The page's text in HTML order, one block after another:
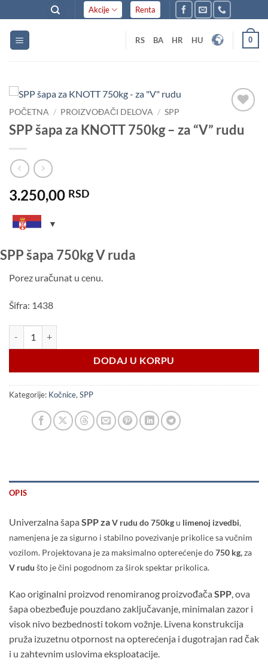
to
content
Akcije Renta
RS BA HR HU 0
Dodaj
u listu
POČETNA / PROIZVOĐAČI DELOVA / SPP
SPP šapa za KNOTT 750kg – za “V” rudu
3.250,00 RSD
SPP šapa 750kg V ruda
Porez uračunat u cenu.
Šifra: 1438
DODAJ U KORPU
Kategorije: Kočnice, SPP
OPIS
Univerzalna šapa SPP zaV rudu do750kgu limenoj izvedbi,
namenjena je za sigurno i stabilno povezivanje prikolice sa vučnim
vozilom. Projektovana je za maksimalno opterećenje do750 kg,za
V rudu što je čini pogodnom za širok spektar prikolica.
Kao originalni proizvod renomiranog proizvođača SPP, ova
šapa obezbeđuje pouzdano zaključavanje, minimalan zazor i
visok nivo bezbednosti tokom vožnje. Livena konstrukcija
pruža izuzetnu otpornost na opterećenja i dugotrajan rad čak
i u zahtevnim uslovima eksploatacije.